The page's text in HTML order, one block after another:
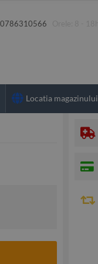
0786310566
Locatia magazinului